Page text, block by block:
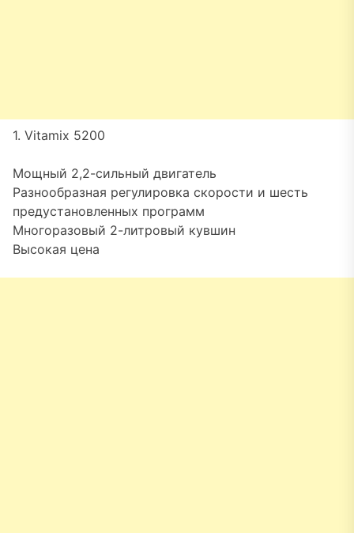
1. Vitamix 5200
Мощный 2,2-сильный двигатель
Разнообразная регулировка скорости и шесть
предустановленных программ
Многоразовый 2-литровый кувшин
Высокая цена